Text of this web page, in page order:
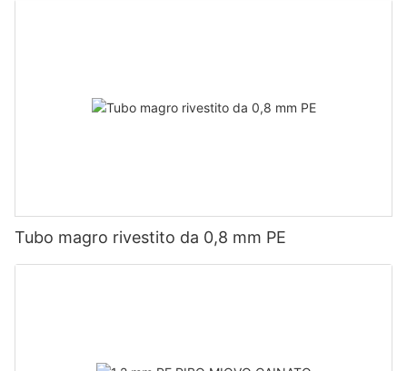
Tubo magro rivestito da 0,8 mm PE